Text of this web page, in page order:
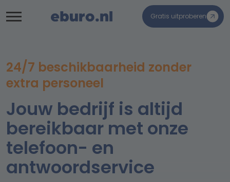
Gratis uitproberen
24/7 beschikbaarheid zonder
extra personeel
Jouw bedrijf is altijd
bereikbaar met onze
telefoon- en
antwoordservice